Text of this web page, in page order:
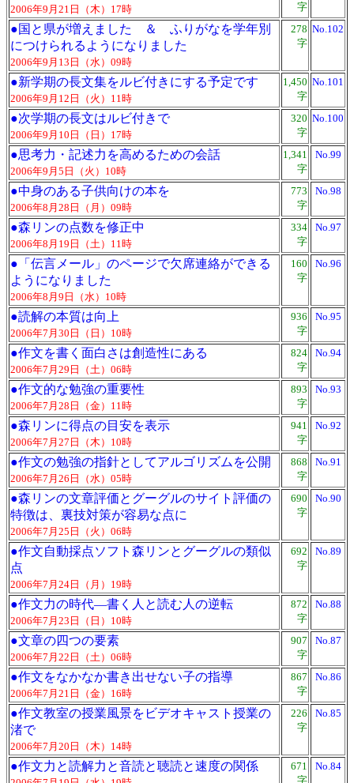
2006年9月21日（木）17時
字
●国と県が増えました ＆ ふりがなを学年別
につけられるようになりました
2006年9月13日（水）09時
278
字
No.102
●新学期の長文集をルビ付きにする予定です
2006年9月12日（火）11時
1,450
字
No.101
●次学期の長文はルビ付きで
2006年9月10日（日）17時
320
字
No.100
●思考力・記述力を高めるための会話
2006年9月5日（火）10時
1,341
字
No.99
●中身のある子供向けの本を
2006年8月28日（月）09時
773
字
No.98
●森リンの点数を修正中
2006年8月19日（土）11時
334
字
No.97
● 「伝言メール」のページで欠席連絡ができる
ようになりました
2006年8月9日（水）10時
160
字
No.96
●読解の本質は向上
2006年7月30日（日）10時
936
字
No.95
●作文を書く面白さは創造性にある
2006年7月29日（土）06時
824
字
No.94
●作文的な勉強の重要性
2006年7月28日（金）11時
893
字
No.93
●森リンに得点の目安を表示
2006年7月27日（木）10時
941
字
No.92
●作文の勉強の指針としてアルゴリズムを公開
2006年7月26日（水）05時
868
字
No.91
●森リンの文章評価とグーグルのサイト評価の
特徴は、裏技対策が容易な点に
2006年7月25日（火）06時
690
字
No.90
●作文自動採点ソフト森リンとグーグルの類似
点
2006年7月24日（月）19時
692
字
No.89
●作文力の時代—書く人と読む人の逆転
2006年7月23日（日）10時
872
字
No.88
●文章の四つの要素
2006年7月22日（土）06時
907
字
No.87
●作文をなかなか書き出せない子の指導
2006年7月21日（金）16時
867
字
No.86
●作文教室の授業風景をビデオキャスト授業の
渚で
2006年7月20日（木）14時
226
字
No.85
●作文力と読解力と音読と聴読と速度の関係
671
字
No.84